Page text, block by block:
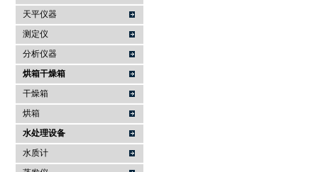
天平仪器
测定仪
分析仪器
烘箱干燥箱
干燥箱
烘箱
水处理设备
水质计